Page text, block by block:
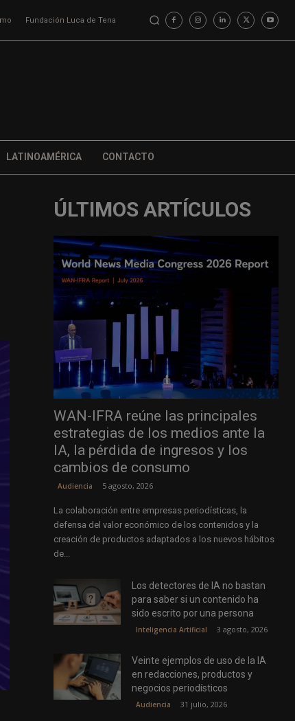
Fundación Luca de Tena
LATINOAMÉRICA CONTACTO
ÚLTIMOS ARTÍCULOS
WAN-IFRA reúne las principales
estrategias de los medios ante la
IA, la pérdida de ingresos y los
cambios de consumo
Audiencia 5 agosto, 2026
La colaboración entre empresas periodísticas, la
defensa del valor económico de los contenidos y la
creación de productos adaptados a los nuevos hábitos
de...
Los detectores de IA no bastan
para saber si un contenido ha
sido escrito por una persona
Inteligencia Artificial 3 agosto, 2026
Veinte ejemplos de uso de la IA
en redacciones, productos y
negocios periodísticos
Audiencia 31 julio, 2026